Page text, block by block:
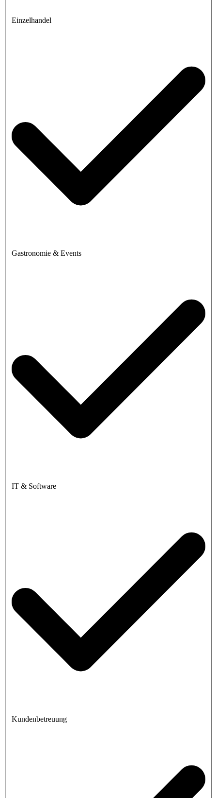
Einzelhandel
Gastronomie & Events
IT & Software
Kundenbetreuung